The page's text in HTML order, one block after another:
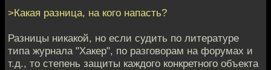
>Какая разница, на кого напасть?
Разницы никакой, но если судить по литературе
типа журнала "Хакер", по разговорам на форумах и
т.д., то степень защиты каждого конкретного объекта